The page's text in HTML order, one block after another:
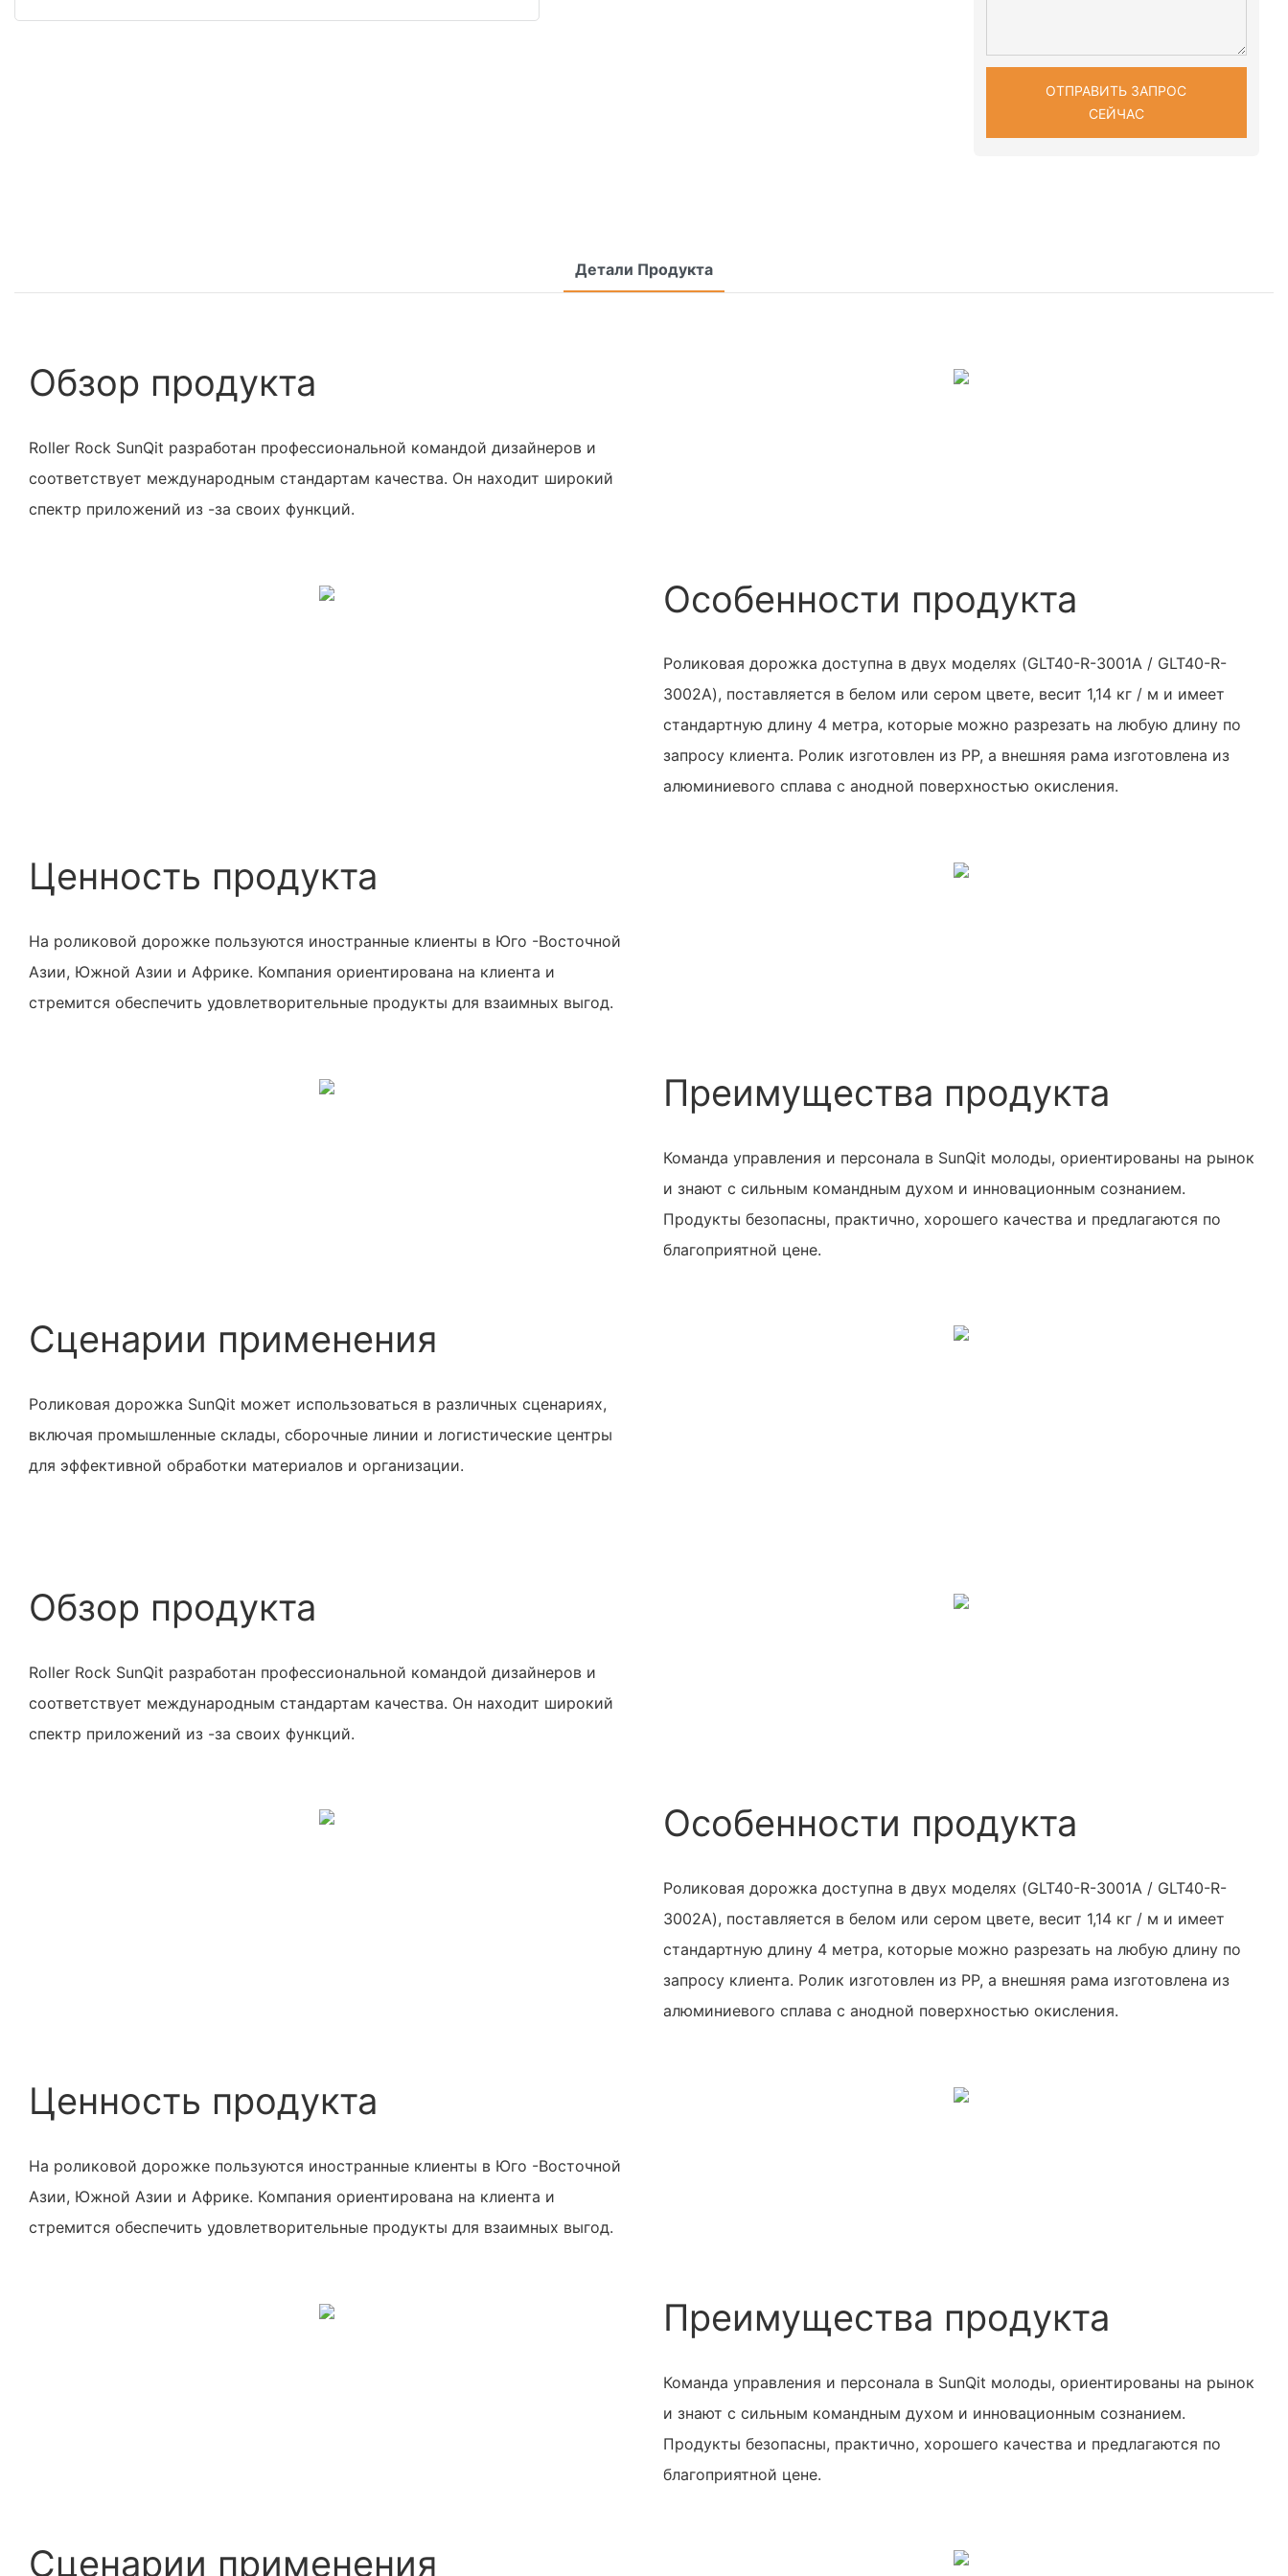
ОТПРАВИТЬ ЗАПРОС
СЕЙЧАС
Детали Продукта
Обзор продукта
Roller Rock SunQit разработан профессиональной командой дизайнеров и
соответствует международным стандартам качества. Он находит широкий
спектр приложений из -за своих функций.
Особенности продукта
Роликовая дорожка доступна в двух моделях (GLT40-R-3001A / GLT40-R-
3002A), поставляется в белом или сером цвете, весит 1,14 кг / м и имеет
стандартную длину 4 метра, которые можно разрезать на любую длину по
запросу клиента. Ролик изготовлен из PP, а внешняя рама изготовлена ​​из
алюминиевого сплава с анодной поверхностью окисления.
Ценность продукта
На роликовой дорожке пользуются иностранные клиенты в Юго -Восточной
Азии, Южной Азии и Африке. Компания ориентирована на клиента и
стремится обеспечить удовлетворительные продукты для взаимных выгод.
Преимущества продукта
Команда управления и персонала в SunQit молоды, ориентированы на рынок
и знают с сильным командным духом и инновационным сознанием.
Продукты безопасны, практично, хорошего качества и предлагаются по
благоприятной цене.
Сценарии применения
Роликовая дорожка SunQit может использоваться в различных сценариях,
включая промышленные склады, сборочные линии и логистические центры
для эффективной обработки материалов и организации.
Обзор продукта
Roller Rock SunQit разработан профессиональной командой дизайнеров и
соответствует международным стандартам качества. Он находит широкий
спектр приложений из -за своих функций.
Особенности продукта
Роликовая дорожка доступна в двух моделях (GLT40-R-3001A / GLT40-R-
3002A), поставляется в белом или сером цвете, весит 1,14 кг / м и имеет
стандартную длину 4 метра, которые можно разрезать на любую длину по
запросу клиента. Ролик изготовлен из PP, а внешняя рама изготовлена ​​из
алюминиевого сплава с анодной поверхностью окисления.
Ценность продукта
На роликовой дорожке пользуются иностранные клиенты в Юго -Восточной
Азии, Южной Азии и Африке. Компания ориентирована на клиента и
стремится обеспечить удовлетворительные продукты для взаимных выгод.
Преимущества продукта
Команда управления и персонала в SunQit молоды, ориентированы на рынок
и знают с сильным командным духом и инновационным сознанием.
Продукты безопасны, практично, хорошего качества и предлагаются по
благоприятной цене.
Сценарии применения